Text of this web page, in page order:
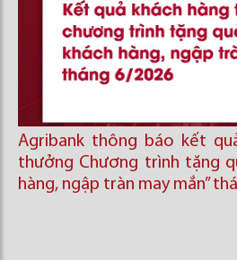
Agribank thông báo kết
thưởng Chương trình tặng
hàng, ngập tràn may mắn”